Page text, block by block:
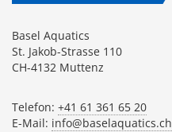
Basel Aquatics
St. Jakob-Strasse 110
CH-4132 Muttenz
Telefon: +41 61 361 65 20
E-Mail: info@baselaquatics.ch